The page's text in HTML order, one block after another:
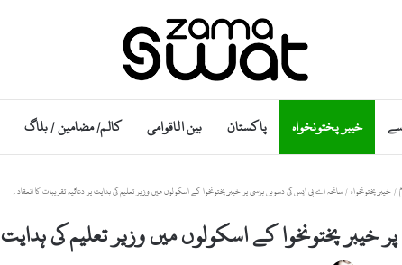
خیبر پختونخواہ پاکستان بین الاقوامی کالم/ مضامین / بلاگ
/ خیبر پختونخواہ / سانحہ اے پی ایس کی دسویں برسی پر خیبر پختونخوا کے اسکولوں میں وزیر تعلیم کی ہدایت پر دعائیہ تقریبات کا انعقاد۔
پختونخوا کے اسکولوں میں وزیر تعلیم کی ہدایت